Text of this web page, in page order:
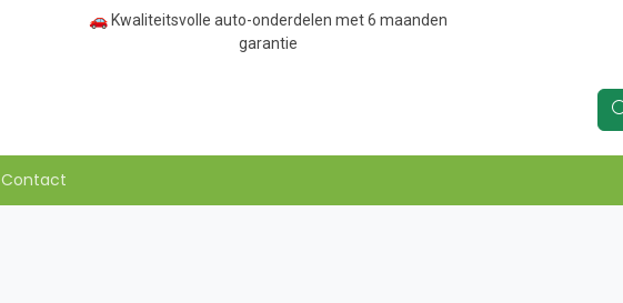
🚗 Kwaliteitsvolle auto-onderdelen met 6 maanden
garantie
Contact